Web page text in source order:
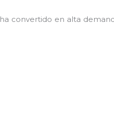
convertido en alta